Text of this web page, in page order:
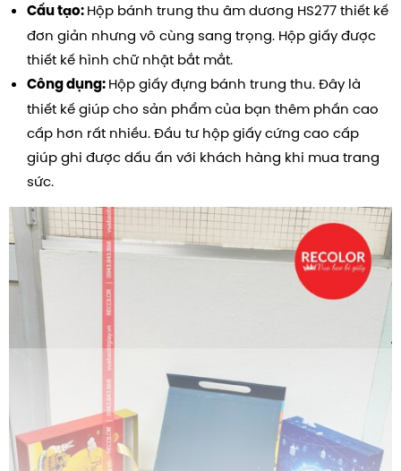
Cấu tạo: Hộp bánh trung thu âm dương HS277 thiết kế
đơn giản nhưng vô cùng sang trọng. Hộp giấy được
thiết kế hình chữ nhật bắt mắt.
Công dụng: Hộp giấy đựng bánh trung thu. Đây là
thiết kế giúp cho sản phẩm của bạn thêm phần cao
cấp hơn rất nhiều. Đầu tư hộp giấy cứng cao cấp
giúp ghi được dấu ấn với khách hàng khi mua trang
sức.